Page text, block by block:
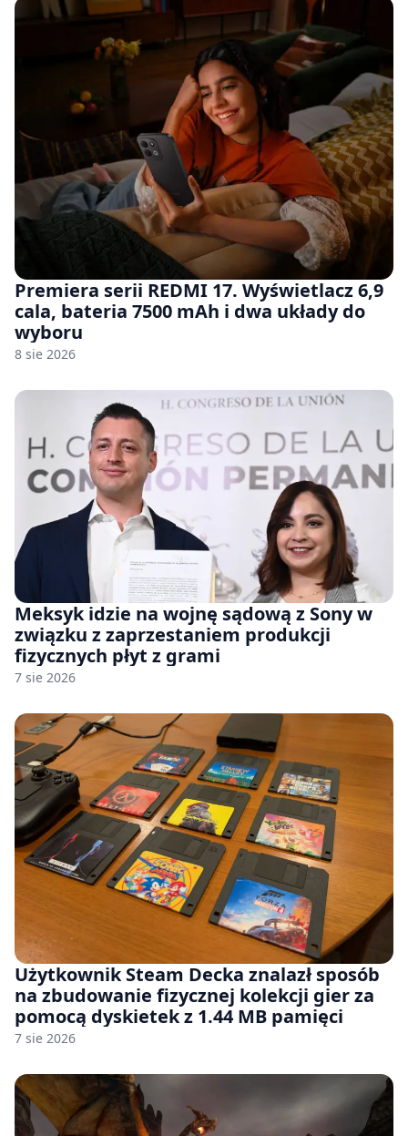
Premiera serii REDMI 17. Wyświetlacz 6,9
cala, bateria 7500 mAh i dwa układy do
wyboru
8 sie 2026
Meksyk idzie na wojnę sądową z Sony w
związku z zaprzestaniem produkcji
fizycznych płyt z grami
7 sie 2026
Użytkownik Steam Decka znalazł sposób
na zbudowanie fizycznej kolekcji gier za
pomocą dyskietek z 1.44 MB pamięci
7 sie 2026